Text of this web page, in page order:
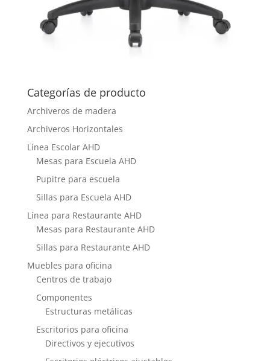
Categorías de producto
Archiveros de madera
Archiveros Horizontales
Línea Escolar AHD
Mesas para Escuela AHD
Pupitre para escuela
Sillas para Escuela AHD
Línea para Restaurante AHD
Mesas para Restaurante AHD
Sillas para Restaurante AHD
Muebles para oficina
Centros de trabajo
Componentes
Estructuras metálicas
Escritorios para oficina
Directivos y ejecutivos